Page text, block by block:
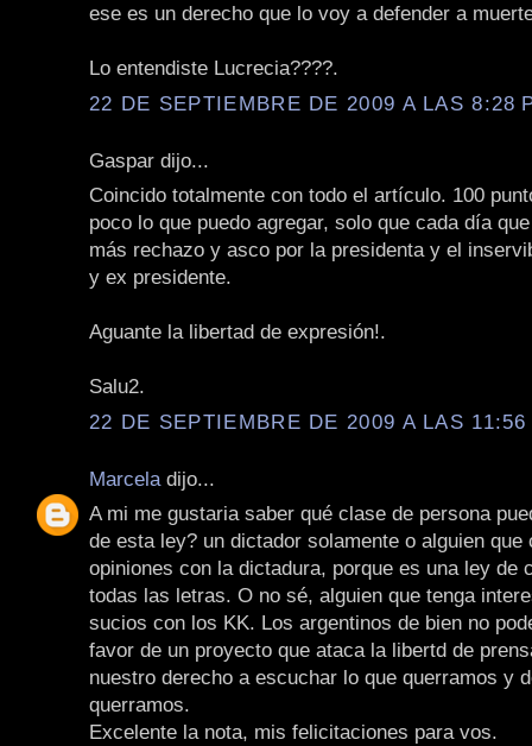
ese es un derecho que lo voy a defender a
Lo entendiste Lucrecia????.
22 DE SEPTIEMBRE DE 2009 A LAS 8:28
Gaspar dijo...
Coincido totalmente con todo el artículo. 100
poco lo que puedo agregar, solo que cada día
más rechazo y asco por la presidenta y el
y ex presidente.
Aguante la libertad de expresión!.
Salu2.
22 DE SEPTIEMBRE DE 2009 A LAS 11:56
Marcela dijo...
A mi me gustaria saber qué clase de persona
de esta ley? un dictador solamente o alguien que
opiniones con la dictadura, porque es una ley de
todas las letras. O no sé, alguien que tenga
sucios con los KK. Los argentinos de bien no
favor de un proyecto que ataca la libertd de
nuestro derecho a escuchar lo que querramos y
querramos.
Excelente la nota, mis felicitaciones para vos.